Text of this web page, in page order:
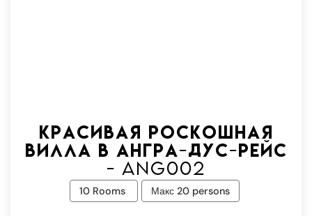
Красивая роскошная
вилла в Ангра-дус-Рейс
- Ang002
10 Rooms Макс 20 persons